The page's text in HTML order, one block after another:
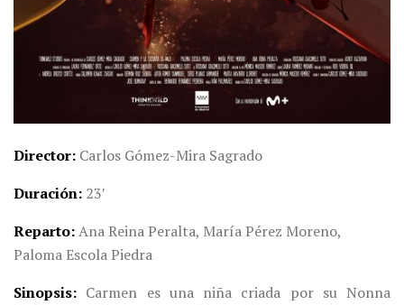
Director Carlos Gómez-Mira Sagrado
Duración 23′
Reparto Ana Reina Peralta, María Pérez Moreno,
Paloma Escola Piedra
Sinopsis
Carmen es una niña criada por su Nonna